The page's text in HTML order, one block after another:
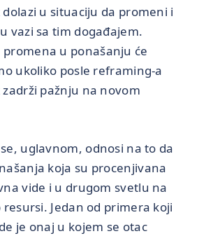
u situaciju da promeni i
vazi sa tim događajem.
u ponašanju će
ukoliko posle reframing-a
pažnju na novom
uglavnom, odnosi na to da
koja su procenjivana
vide i u drugom svetlu na
resursi. Jedan od primera koji
je onaj u kojem se otac